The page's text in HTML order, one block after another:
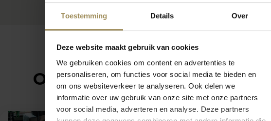
Toestemming Details Over
Deze website maakt gebruik van cookies
We gebruiken cookies om content en advertenties te
personaliseren, om functies voor social media te bieden en
om ons websiteverkeer te analyseren. Ook delen we
informatie over uw gebruik van onze site met onze partners
voor social media, adverteren en analyse. Deze partners
Op zoek naar meer